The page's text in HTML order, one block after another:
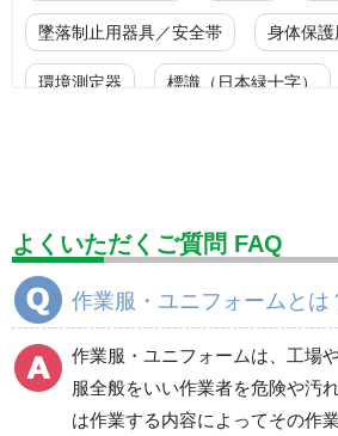
墜落制止用器具／安全帯 身体保護
環境測定器 標識（日本緑十字）
設備用品・作業補助用品 工事作業
分煙対策機器
電気保守用品 ワイパー クリ
防災グッズ（防災セット） 救急医
よくいただくご質問 FAQ
作業服・ユニフォームとは
作業服・ユニフォームは、工場
服全般をいい作業者を危険や汚
は作業する内容によってその作